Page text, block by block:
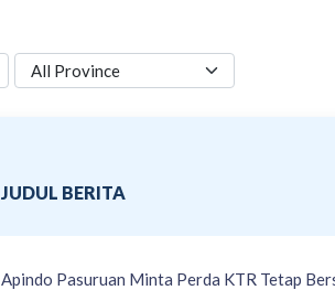
JUDUL BERITA
Apindo Pasuruan Minta Perda KTR Tetap